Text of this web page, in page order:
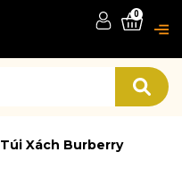
0
Túi Xách Burberry